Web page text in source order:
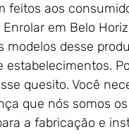
feitos aos
em Belo
modelos desse
estabelecimentos.
quesito. Você
que nós somos
a fabricação e